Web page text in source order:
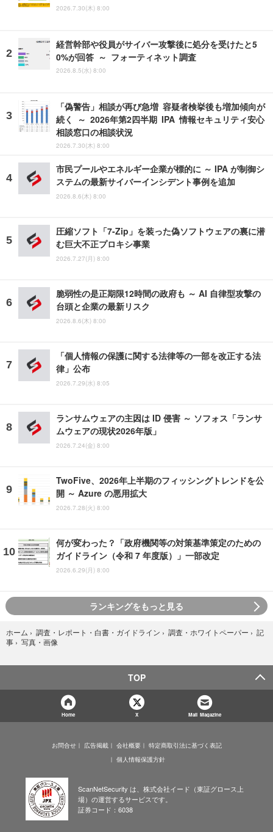
2026.7.30(木) 8:00
経営幹部や役員がサイバー攻撃後に処分を受けたと5
0%が回答 ～ フォーティネット調査
2026.8.5(水) 8:00
「偽警告」相談が再び急増 容疑者検挙後も増加傾向が
続く ～ 2026年第2四半期 IPA 情報セキュリティ安心
相談窓口の相談状況
2026.7.30(木) 8:00
市民プールやエネルギー企業が標的に ～ IPA が制御シ
ステムの最新サイバーインシデント事例を追加
2026.8.6(木) 8:00
圧縮ソフト「7-Zip」を装った偽ソフトウェアの裏に潜
む巨大不正プロキシ事業
2026.7.27(月) 8:00
脆弱性の是正期限12時間の政府も ～ AI 自律型攻撃の
台頭と企業の最新リスク
2026.8.6(木) 8:00
「個人情報の保護に関する法律等の一部を改正する法
律」公布
2026.7.29(水) 8:05
ランサムウェアの主因は ID 侵害 ～ ソフォス「ランサ
ムウェアの現状2026年版」
2026.7.24(金) 8:00
TwoFive、2026年上半期のフィッシングトレンドを公
開 ～ Azure の悪用拡大
2026.7.28(火) 8:00
何が変わった？「政府機関等の対策基準策定のための
ガイドライン（令和 7 年度版）」一部改定
2026.6.29(月) 8:00
ランキングをもっと見る
ホーム › 調査・レポート・白書・ガイドライン › 調査・ホワイトペーパー › 記
事 › 写真・画像
TOP
Home X Mail Magazine
お問合せ 広告掲載 会社概要
特定商取引法に基づく表記
個人情報保護方針
ScanNetSecurity は、株式会社イード（東証グロース上
場）の運営するサービスです。
証券コード：6038